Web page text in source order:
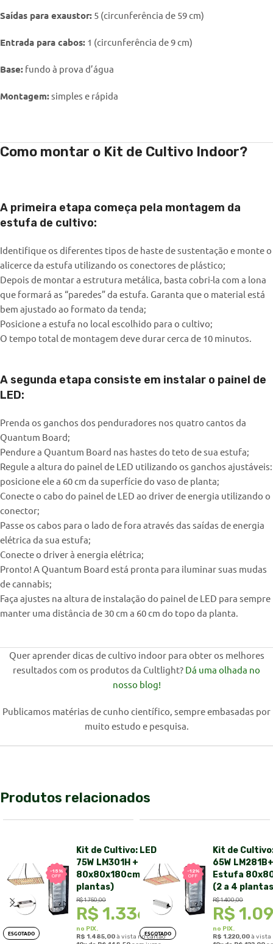
Saídas para exaustor: 5 (circunferência de 59 cm)
Entrada para cabos: 1 (circunferência de 9 cm)
Base: fundo à prova d’água
Montagem:simples e rápida
Como montar o Kit de Cultivo Indoor?
A primeira etapa começa pela montagem da
estufa de cultivo:
Identifique os diferentes tipos de haste de sustentação e monte o
alicerce da estufa utilizando os conectores de plástico;
Depois de montar a estrutura metálica, basta cobri-la com a lona
que formará as “paredes” da estufa. Garanta que o material está
bem ajustado ao formato da tenda;
Posicione a estufa no local escolhido para o cultivo;
O tempo total de montagem deve durar cerca de 10 minutos.
A segunda etapa consiste em instalar o painel de
LED:
Prenda os ganchos dos penduradores nos quatro cantos da
Quantum Board;
Pendure a Quantum Board nas hastes do teto de sua estufa;
Regule a altura do painel de LED utilizando os ganchos ajustáveis:
posicione ele a 60 cm da superfície do vaso de planta;
Conecte o cabo do painel de LED ao driver de energia utilizando o
conector;
Passe os cabos para o lado de fora através das saídas de energia
elétrica da sua estufa;
Conecte o driver à energia elétrica;
Pronto! A Quantum Board está pronta para iluminar suas mudas
de cannabis;
Faça ajustes na altura de instalação do painel de LED para sempre
manter uma distância de 30 cm a 60 cm do topo da planta.
Quer aprender dicas de cultivo indoor para obter os melhores
resultados com os produtos da Cultlight? Dá uma olhada no
nosso blog!
Publicamos matérias de cunho científico, sempre embasadas por
muito estudo e pesquisa.
Produtos relacionados
ESGOTADO
-15%
OFF
Kit de Cultivo: LED
75W LM301H + Estufa
80x80x180cm (2 a 4
plantas)
R$1.750,00
R$ 1.336,50
no PIX.
R$ 1.485,00à vista no cartão
ESGOTADO
-12%
OFF
Kit de
65W
Estufa
(2 a 4
R$1.400,00
R$
no PIX.
R$ 1.220,00à vista